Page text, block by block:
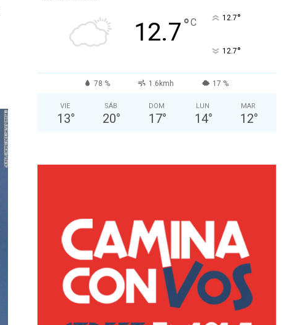
12.7°C 12.7°
12.7°
78 % 1.6kmh 17 %
VIE
13°
SÁB
20°
DOM
17°
LUN
14°
MAR
12°